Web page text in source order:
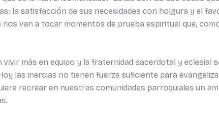
la satisfacción de sus necesidades con holgura y el
nos van a tocar momentos de prueba espiritual que,
más en equipo y la fraternidad sacerdotal y eclesial
las inercias no tienen fuerza suficiente para
recrear en nuestras comunidades parroquiales un